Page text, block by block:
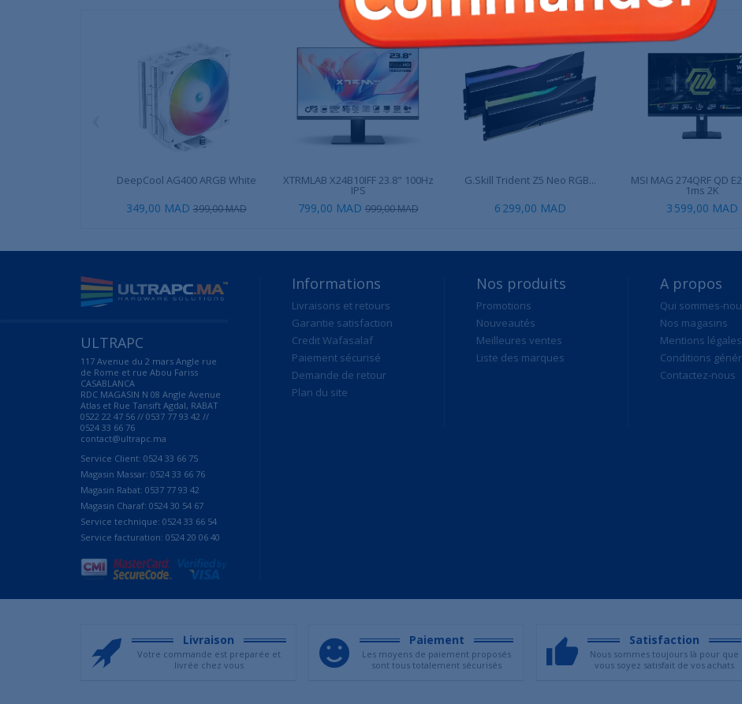
DeepCool AG400 ARGB White
349,00 MAD 399,00 MAD
XTRMLAB X24B10IFF 23.8" 100Hz
IPS
799,00 MAD 999,00 MAD
G.Skill Trident Z5 Neo RGB...
6 299,00 MAD
MSI MAG 274QRF QD
1ms 2K
3 599,00 MAD
ULTRAPC
117 Avenue du 2 mars Angle rue
de Rome et rue Abou Fariss
CASABLANCA
RDC MAGASIN N 08 Angle Avenue
Atlas et Rue Tansift Agdal, RABAT
0522 22 47 56 // 0537 77 93 42 //
0524 33 66 76
contact@ultrapc.ma
Service Client: 0524 33 66 75
Magasin Massar: 0524 33 66 76
Magasin Rabat: 0537 77 93 42
Magasin Charaf: 0524 30 54 67
Service technique: 0524 33 66 54
Service facturation: 0524 20 06 40
Informations
Livraisons et retours
Garantie satisfaction
Credit Wafasalaf
Paiement sécurisé
Demande de retour
Plan du site
Nos produits
Promotions
Nouveautés
Meilleures ventes
Liste des marques
A propos
Qui sommes-
Nos magasins
Mentions légales
Conditions
Contactez-nous
Livraison
Votre commande est preparée et
livrée chez vous
Paiement
Les moyens de paiement proposés
sont tous totalement sécurisés
Satisfaction
Nous sommes toujours là pour que
vous soyez satisfait de vos achats